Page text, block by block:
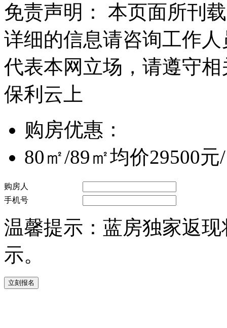
免责声明： 本页面所刊
详细的信息请咨询工作
代表本网立场，请遵守
保利云上
购房优惠：
80㎡/89㎡均价29500
购房人
手机号
温馨提示：蓝房独家返
示。